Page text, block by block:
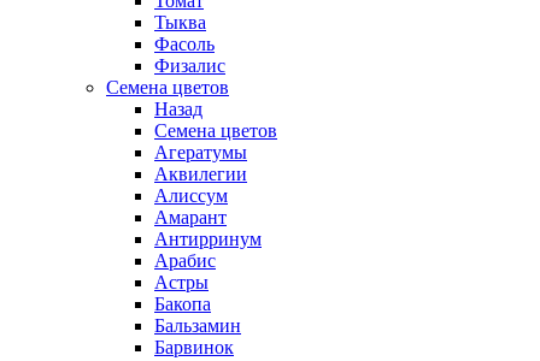
Тыква
Фасоль
Физалис
Семена цветов
Назад
Семена цветов
Агератумы
Аквилегии
Алиссум
Амарант
Антирринум
Арабис
Астры
Бакопа
Бальзамин
Барвинок